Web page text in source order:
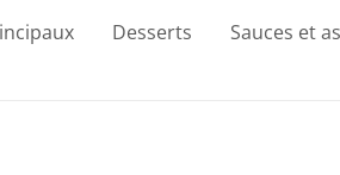
Desserts
Sauces et